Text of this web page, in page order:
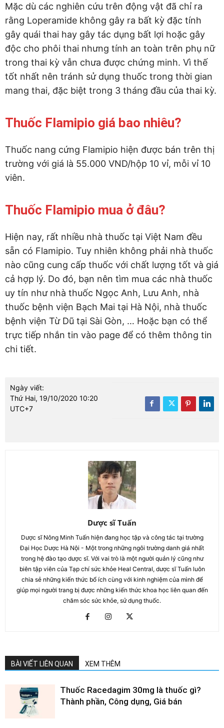
Mặc dù các nghiên cứu trên động vật đã chỉ ra
rằng Loperamide không gây ra bất kỳ đặc tính
gây quái thai hay gây tác dụng bất lợi hoặc gây
độc cho phôi thai nhưng tính an toàn trên phụ nữ
trong thai kỳ vẫn chưa được chứng minh. Vì thế
tốt nhất nên tránh sử dụng thuốc trong thời gian
mang thai, đặc biệt trong 3 tháng đầu của thai kỳ.
Thuốc Flamipio giá bao nhiêu?
Thuốc nang cứng Flamipio hiện được bán trên thị
trường với giá là 55.000 VND/hộp 10 vỉ, mỗi vỉ 10
viên.
Thuốc Flamipio mua ở đâu?
Hiện nay, rất nhiều nhà thuốc tại Việt Nam đều
sẵn có Flamipio. Tuy nhiên không phải nhà thuốc
nào cũng cung cấp thuốc với chất lượng tốt và giá
cả hợp lý. Do đó, bạn nên tìm mua các nhà thuốc
uy tín như nhà thuốc Ngọc Anh, Lưu Anh, nhà
thuốc bệnh viện Bạch Mai tại Hà Nội, nhà thuốc
bệnh viện Từ Dũ tại Sài Gòn, … Hoặc bạn có thể
trực tiếp nhắn tin vào page để có thêm thông tin
chi tiết.
Ngày viết:
Thứ Hai, 19/10/2020 10:20
UTC+7
Dược sĩ Tuấn
Dược sĩ Nông Minh Tuấn hiện đang học tập và công tác tại trường
Đại Học Dược Hà Nội - Một trong những ngôi trường danh giá nhất
trong hệ đào tạo dược sĩ. Với vai trò là một người quản lý cũng như
biên tập viên của Tạp chí sức khỏe Heal Central, dược sĩ Tuấn luôn
chia sẻ những kiến thức bổ ích cùng với kinh nghiệm của mình để
giúp mọi người trang bị được những kiến thức khoa học liên quan đến
chăm sóc sức khỏe, sử dụng thuốc.
BÀI VIẾT LIÊN QUAN XEM THÊM
Thuốc Racedagim 30mg là thuốc gì?
Thành phần, Công dụng, Giá bán